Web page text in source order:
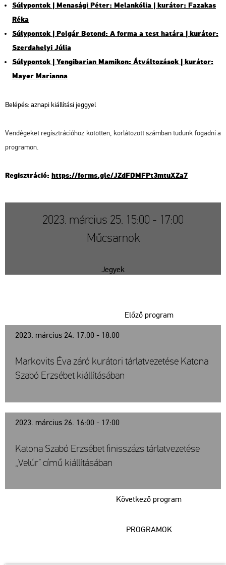
Súly­pon­tok | Me­na­sá­gi Péter: Me­lan­kó­lia | ku­rá­tor: Fa­za­kas
Réka
Súly­pon­tok | Pol­gár Bo­tond: A forma a test ha­tá­ra | ku­rá­tor:
Szer­da­he­lyi Júlia
Súly­pon­tok | Yen­gi­ba­ri­an Ma­mi­kon: Át­vál­to­zá­sok | ku­rá­tor:
Mayer Ma­ri­an­na
Be­lé­pés: az­na­pi ki­ál­lí­tá­si jeggyel
Ven­dé­ge­ket re­giszt­rá­ci­ó­hoz kö­töt­ten, kor­lá­to­zott szám­ban tu­dunk fo­gad­ni a
prog­ra­mon.
Re­giszt­rá­ció: https://​forms.​gle/​JZd​FDMF​Pt3m​tuXZ​a7
2023. március 25. 15:00 - 17:00
Műcsarnok
Jegyek
2023. március 24. 17:00 - 18:00
Előző program
Markovits Éva záró kurátori tárlatvezetése Katona
Szabó Erzsébet kiállításában
2023. március 26. 16:00 - 17:00
Következő program
Katona Szabó Erzsébet finisszázs tárlatvezetése
„Velúr” című kiállításában
PROGRAMOK